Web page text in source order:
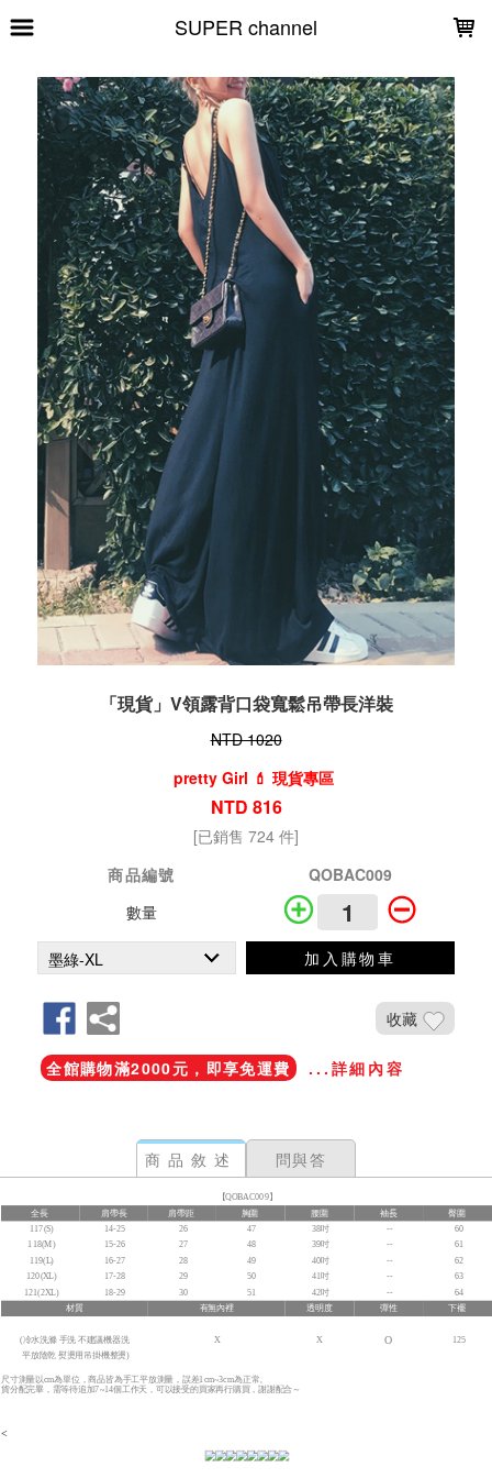
SUPER channel
「現貨」V領露背口袋寬鬆吊帶長洋裝
NTD 1020
pretty Girl 💄 現貨專區
NTD 816
[已銷售 724 件]
商品編號
QOBAC009
數量
加入購物車
收藏
全館購物滿2000元，即享免運費 ...詳細內容
商品敘述 問與答